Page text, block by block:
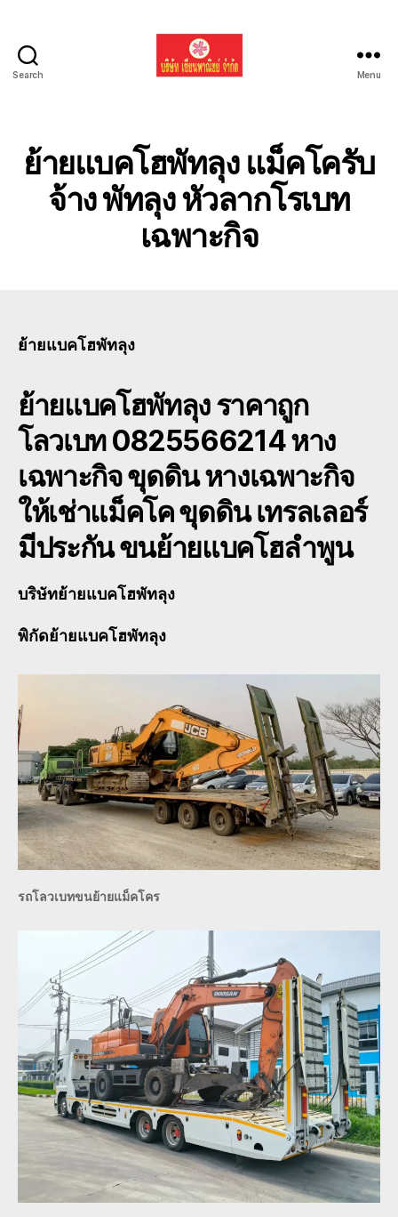
Search
แบค
โฮ
ทั่ว
ประเทศ.com
Menu
ย้ายแบคโฮพัทลุง แม็คโครับ
จ้าง พัทลุง หัวลากโรเบท
เฉพาะกิจ
ย้ายแบคโฮพัทลุง
ย้ายแบคโฮพัทลุงราคาถูก
โลวเบท 0825566214 หาง
เฉพาะกิจ ขุดดิน หางเฉพาะกิจ
ให้เช่าแม็คโค ขุดดิน เทรลเลอร์
มีประกัน ขนย้ายแบคโฮลำพูน
บริษัทย้ายแบคโฮพัทลุง
พิกัดย้ายแบคโฮพัทลุง
รถโลวเบทขนย้ายแม็คโคร